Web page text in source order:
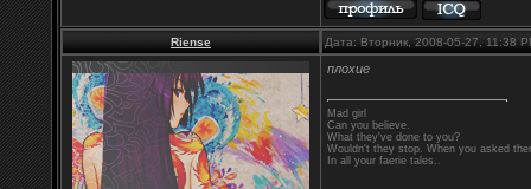
Riense Дата: Вторник, 2008-05-27, 11:38
плохие
Mad girl
Can you believe.
What they've done to you?
Wouldn't they stop. When you asked
In all your faerie tales..